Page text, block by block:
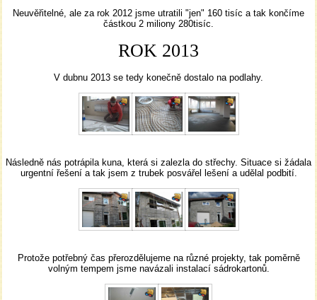
Neuvěřitelné, ale za rok 2012 jsme utratili "jen" 160 tisíc a tak končíme
částkou 2 miliony 280tisíc.
ROK 2013
V dubnu 2013 se tedy konečně dostalo na podlahy.
Následně nás potrápila kuna, která si zalezla do střechy. Situace si žádala
urgentní řešení a tak jsem z trubek posvářel lešení a udělal podbití.
Protože potřebný čas přerozdělujeme na různé projekty, tak poměrně
volným tempem jsme navázali instalací sádrokartonů.